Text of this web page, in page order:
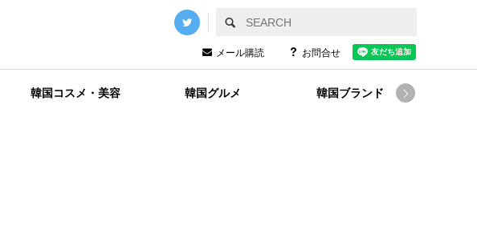
メール購読 お問合せ
韓国コスメ・美容 韓国グルメ 韓国ブランド 